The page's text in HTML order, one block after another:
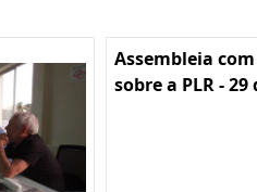
Assembleia
sobre a PLR -